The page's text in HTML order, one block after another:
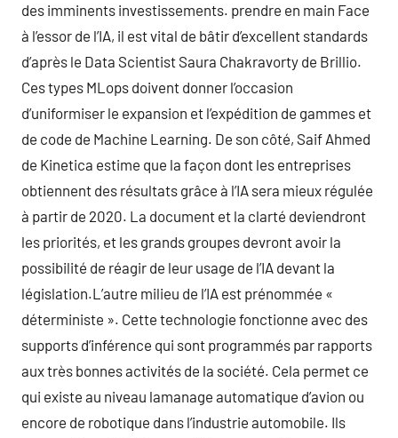
des imminents investissements. prendre en main Face
à l’essor de l’IA, il est vital de bâtir d’excellent standards
d’après le Data Scientist Saura Chakravorty de Brillio.
Ces types MLops doivent donner l’occasion
d’uniformiser le expansion et l’expédition de gammes et
de code de Machine Learning. De son côté, Saif Ahmed
de Kinetica estime que la façon dont les entreprises
obtiennent des résultats grâce à l’IA sera mieux régulée
à partir de 2020. La document et la clarté deviendront
les priorités, et les grands groupes devront avoir la
possibilité de réagir de leur usage de l’IA devant la
législation.L’autre milieu de l’IA est prénommée «
déterministe ». Cette technologie fonctionne avec des
supports d’inférence qui sont programmés par rapports
aux très bonnes activités de la société. Cela permet ce
qui existe au niveau lamanage automatique d’avion ou
encore de robotique dans l’industrie automobile. Ils